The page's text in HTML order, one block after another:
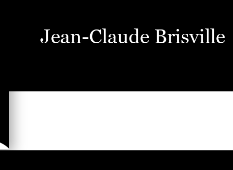
Jean-Claude Brisville